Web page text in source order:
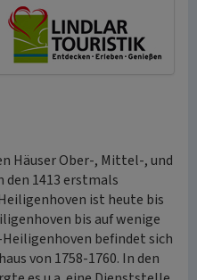
Häuser Ober-, Mittel-, und
1413 erstmals
ist heute bis
bis auf wenige
befindet sich
von 1758-1760. In den